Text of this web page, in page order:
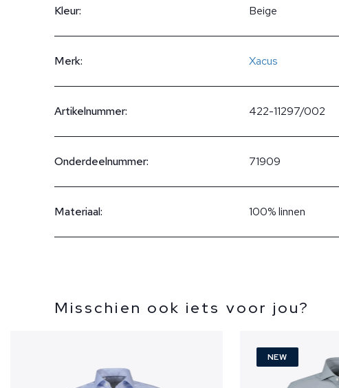
Kleur: Beige
Merk: Xacus
Artikelnummer: 422-11297/002
Onderdeelnummer: 71909
Materiaal: 100% linnen
Misschien ook iets voor jou?
NEW